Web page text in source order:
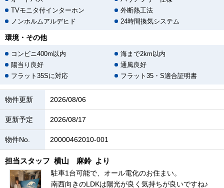
TVモニタ付インターホン
外断熱工法
ノンホルムアルデヒド
24時間換気システム
環境・その他
コンビニ400m以内
海まで2km以内
陽当り良好
通風良好
フラット35Sに対応
フラット35・S適合証明書
物件更新 2026/08/06
更新予定 2026/08/17
物件No. 20000462010-001
担当スタッフ 横山 麻鈴 より
駐車1台可能で、オール電化のお住まい。
南西向きのLDKは陽光が良く気持ちが良いですね♪